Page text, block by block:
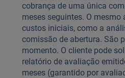
cobrança de uma única
meses seguintes. O mesmo
custos iniciais, como a
comissão de abertura. São
momento. O cliente pode
relatório de avaliação
meses (garantido por